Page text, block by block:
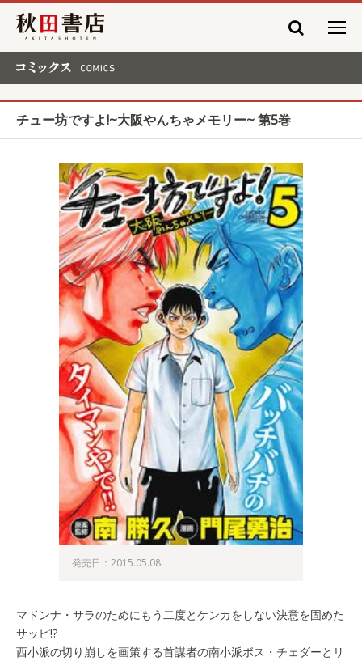
秋田書店
チュー坊ですよ!~大阪やんちゃメモリー~ 第5巻
発売日：2015.05.08
マドンナ・サラのためにもう二度とケンカをしない決意を固めた
サッピ!?
西小派の切り崩しを画策する首謀者の南小派ボス・チェダーとリ